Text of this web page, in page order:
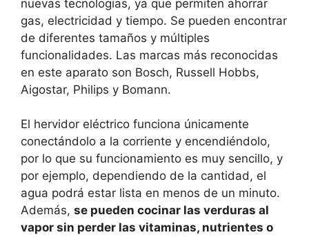
nuevas tecnologías, ya que permiten ahorrar
gas, electricidad y tiempo. Se pueden encontrar
de diferentes tamaños y múltiples
funcionalidades. Las marcas más reconocidas
en este aparato son Bosch, Russell Hobbs,
Aigostar, Philips y Bomann.
El hervidor eléctrico funciona únicamente
conectándolo a la corriente y encendiéndolo,
por lo que su funcionamiento es muy sencillo, y
por ejemplo, dependiendo de la cantidad, el
agua podrá estar lista en menos de un minuto.
Además, se pueden cocinar las verduras al
vapor sin perder las vitaminas, nutrientes o